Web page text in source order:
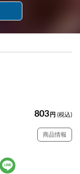
803 円 (税込)
商品情報